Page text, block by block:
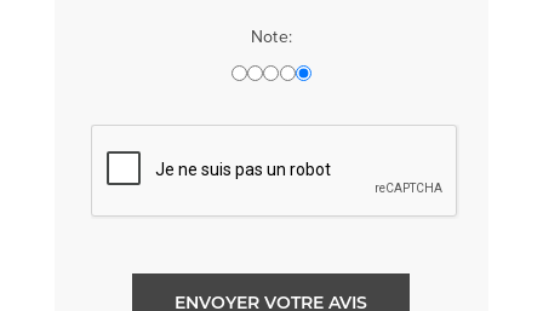
Note:
ENVOYER VOTRE AVIS